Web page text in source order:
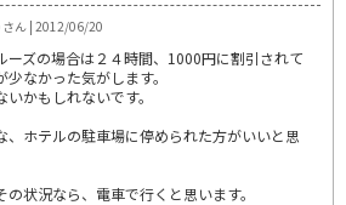
さん | 2012/06/20
ーズの場合は２４時間、1000円に割引されて
なかった気がします。
かもしれないです。
、ホテルの駐車場に停められた方がいいと思
状況なら、電車で行くと思います。